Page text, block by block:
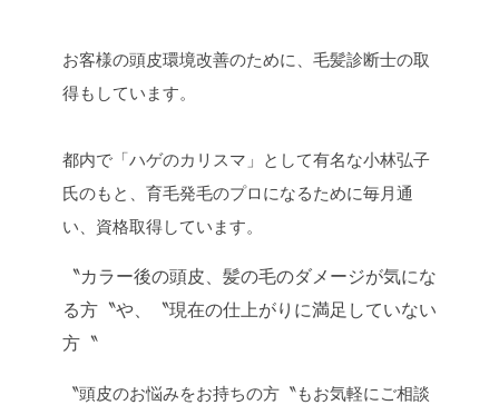
お客様の頭皮環境改善のために、毛髪診断士の取
得もしています。
都内で「ハゲのカリスマ」として有名な小林弘子
氏のもと、育毛発毛のプロになるために毎月通
い、資格取得しています。
〝カラー後の頭皮、髪の毛のダメージが気にな
る方〝や、〝現在の仕上がりに満足していない
方〝
〝頭皮のお悩みをお持ちの方〝もお気軽にご相談